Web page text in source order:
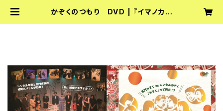
かぞくのつもり DVD | 『イマノカゲ